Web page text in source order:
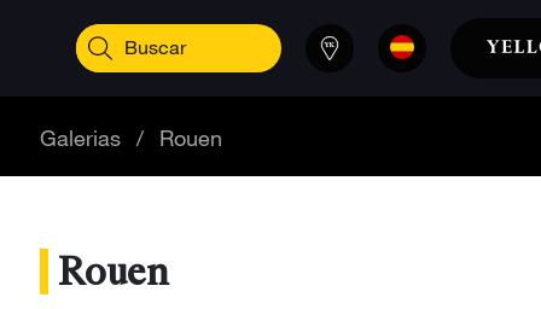
Galerias / Rouen
Rouen